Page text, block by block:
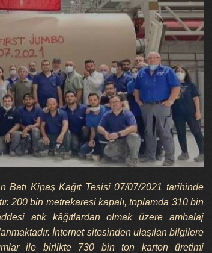
Batı Kipaş Kağıt Tesisi 07/07/2021 tarihinde
200 bin metrekaresi kapalı, toplamda 310 bin
atık kâğıtlardan olmak üzere ambalaj
İnternet sitesinden ulaşılan bilgilere
ile birlikte 730 bin ton karton üretimi